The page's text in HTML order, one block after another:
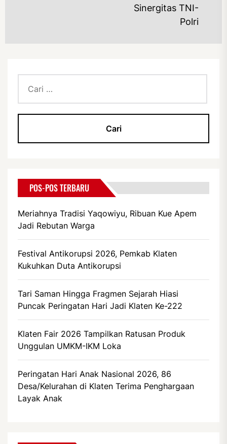
Sinergitas TNI-
Polri
untuk:
POS-POS TERBARU
Meriahnya Tradisi Yaqowiyu, Ribuan Kue Apem
Jadi Rebutan Warga
Festival Antikorupsi 2026, Pemkab Klaten
Kukuhkan Duta Antikorupsi
Tari Saman Hingga Fragmen Sejarah Hiasi
Puncak Peringatan Hari Jadi Klaten Ke-222
Klaten Fair 2026 Tampilkan Ratusan Produk
Unggulan UMKM-IKM Loka
Peringatan Hari Anak Nasional 2026, 86
Desa/Kelurahan di Klaten Terima Penghargaan
Layak Anak